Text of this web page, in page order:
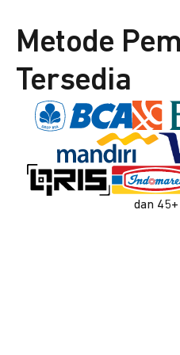
Metode
Tersedia
dan